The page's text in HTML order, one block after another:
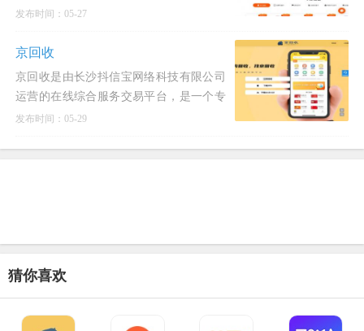
效”的变现服务。专注于各类预付卡、礼
发布时间：05-27
京回收
京回收是由长沙抖信宝网络科技有限公司
运营的在线综合服务交易平台，是一个专
注于各类礼品卡、购物卡、话费卡、加油
发布时间：05-29
猜你喜欢